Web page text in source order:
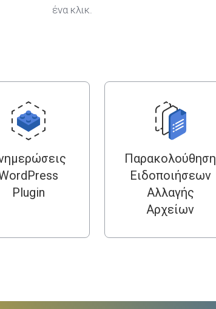
ένα κλικ.
Plugin
Παρακολούθηση
Ειδοποιήσεων
Αλλαγής
Αρχείων